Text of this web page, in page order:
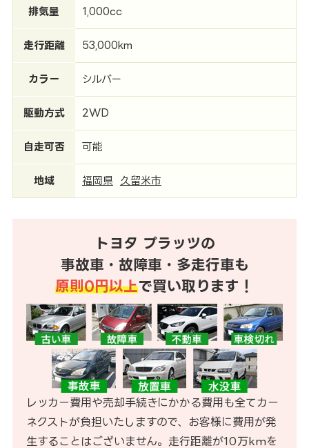
排気量 1,000cc
走行距離 53,000km
カラー シルバー
駆動方式 2WD
自走可否 可能
地域 福岡県 久留米市
トヨタ プラッツの
事故車・故障車・多走行車も
原則0円以上で買い取ります！
レッカー費用や売却手続きにかかる費用も全てカー
ネクストが負担いたしますので、お客様に費用が発
生することはございません。走行距離が10万kmを